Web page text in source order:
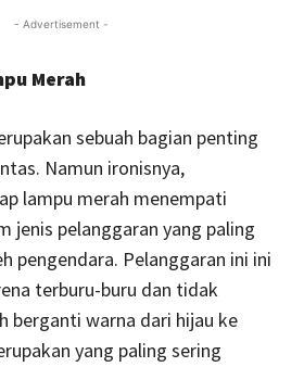
- Advertisement -
Merah
sebuah bagian penting
Namun ironisnya,
lampu merah menempati
jenis pelanggaran yang paling
pengendara. Pelanggaran ini ini
terburu-buru dan tidak
berganti warna dari hijau ke
yang paling sering